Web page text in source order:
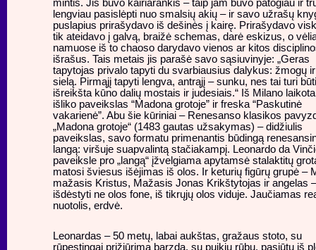
mintis. Jis buvo kairiarankis – taip jam buvo patogiau ir
lengviau pasislėpti nuo smalsių akių – ir savo užrašų
puslapius prirašydavo iš dešinės į kairę. Prirašydavo
tik ateidavo į galvą, braižė schemas, darė eskizus, o
namuose iš to chaoso darydavo vienos ar kitos
išrašus. Tais metais jis parašė savo sąsiuvinyje: „Geras
tapytojas privalo tapyti du svarbiausius dalykus: žmogų
sielą. Pirmąjį tapyti lengva, antrąjį – sunku, nes tai turi būti
išreikšta kūno dalių mostais ir judesiais.“ Iš Milano
išliko paveikslas “Madona grotoje” ir freska “Paskutinė
vakarienė”. Abu šie kūriniai – Renesanso klasikos
„Madona grotoje“ (1483 gautas užsakymas) – didžiulis
paveikslas, savo formatu primenantis būdingą
langą: viršuje suapvalintą stačiakampį. Leonardo da
paveiksle pro „langą“ įžvelgiama apytamsė stalaktitų
matosi šviesus išėjimas iš olos. Ir keturių figūrų grupė –
mažasis Kristus, Mažasis Jonas Krikštytojas ir angelas –
išdėstyti ne olos fone, iš tikrųjų olos viduje. Jaučiamas
nuotolis, erdvė.
Leonardas – 50 metų, labai aukštas, gražaus stoto, su
rūpestingai prižiūrima barzda, su puikiu rūbu, pasiūtu iš